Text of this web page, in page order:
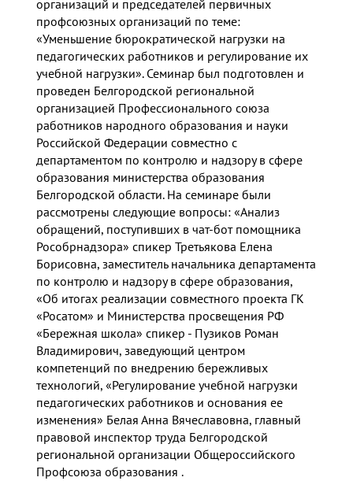
организаций и председателей первичных
профсоюзных организаций по теме:
«Уменьшение бюрократической нагрузки на
педагогических работников и регулирование их
учебной нагрузки». Семинар был подготовлен и
проведен Белгородской региональной
организацией Профессионального союза
работников народного образования и науки
Российской Федерации совместно с
департаментом по контролю и надзору в сфере
образования министерства образования
Белгородской области. На семинаре были
рассмотрены следующие вопросы: «Анализ
обращений, поступивших в чат-бот помощника
Рособрнадзора» спикер Третьякова Елена
Борисовна, заместитель начальника департамента
по контролю и надзору в сфере образования,
«Об итогах реализации совместного проекта ГК
«Росатом» и Министерства просвещения РФ
«Бережная школа» спикер - Пузиков Роман
Владимирович, заведующий центром
компетенций по внедрению бережливых
технологий, «Регулирование учебной нагрузки
педагогических работников и основания ее
изменения» Белая Анна Вячеславовна, главный
правовой инспектор труда Белгородской
региональной организации Общероссийского
Профсоюза образования .